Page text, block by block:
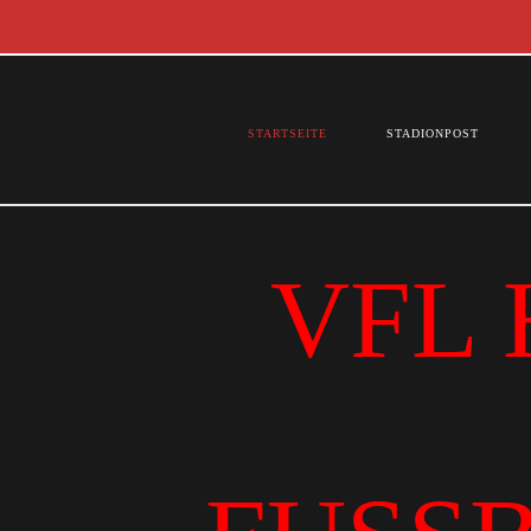
STARTSEITE STADIONPOST
VFL